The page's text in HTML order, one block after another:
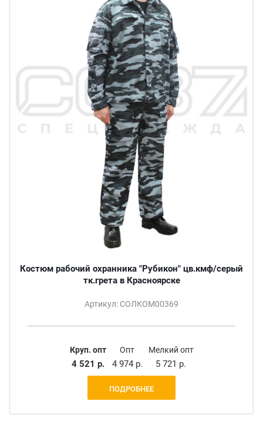
Костюм рабочий охранника "Рубикон" цв.кмф/серый
тк.грета в Красноярске
Артикул: СОЛКОМ00369
Круп. опт
4 521 р.
Опт
4 974 р.
Мелкий опт
5 721 р.
ПОДРОБНЕЕ